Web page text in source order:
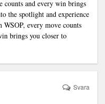
counts and every win brings
the spotlight and experience
every move counts
brings you closer to
Svara